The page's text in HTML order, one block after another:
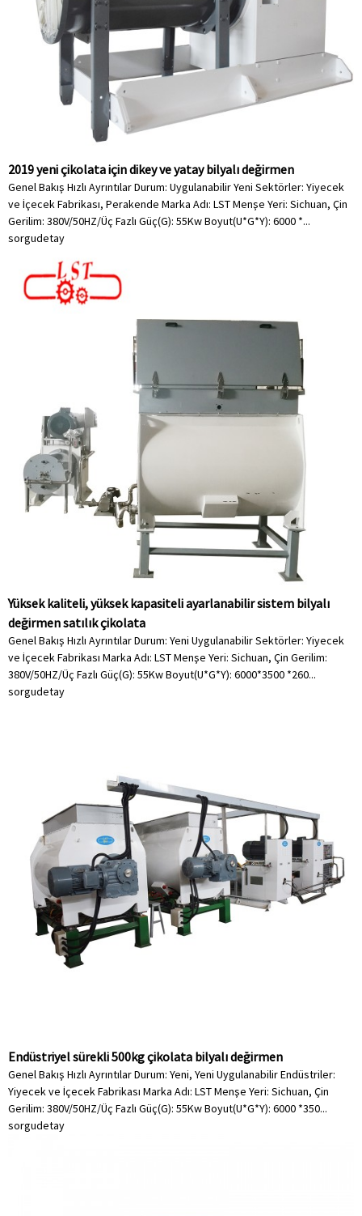
2019 yeni çikolata için dikey ve yatay bilyalı değirmen
Genel Bakış Hızlı Ayrıntılar Durum: Uygulanabilir Yeni Sektörler: Yiyecek
ve İçecek Fabrikası, Perakende Marka Adı: LST Menşe Yeri: Sichuan, Çin
Gerilim: 380V/50HZ/Üç Fazlı Güç(G): 55Kw Boyut(U*G*Y): 6000 *...
sorgudetay
Yüksek kaliteli, yüksek kapasiteli ayarlanabilir sistem bilyalı
değirmen satılık çikolata
Genel Bakış Hızlı Ayrıntılar Durum: Yeni Uygulanabilir Sektörler: Yiyecek
ve İçecek Fabrikası Marka Adı: LST Menşe Yeri: Sichuan, Çin Gerilim:
380V/50HZ/Üç Fazlı Güç(G): 55Kw Boyut(U*G*Y): 6000*3500 *260...
sorgudetay
Endüstriyel sürekli 500kg çikolata bilyalı değirmen
Genel Bakış Hızlı Ayrıntılar Durum: Yeni, Yeni Uygulanabilir Endüstriler:
Yiyecek ve İçecek Fabrikası Marka Adı: LST Menşe Yeri: Sichuan, Çin
Gerilim: 380V/50HZ/Üç Fazlı Güç(G): 55Kw Boyut(U*G*Y): 6000 *350...
sorgudetay